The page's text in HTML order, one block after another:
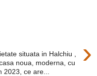
›
situata in Halchiu ,
noua, moderna, cu
ce are...